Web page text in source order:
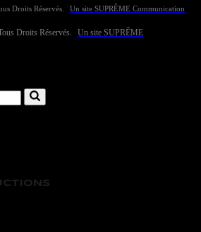
Droits Réservés. Un site SUPRÊME Communication
Droits Réservés.
Un site SUPRÊME